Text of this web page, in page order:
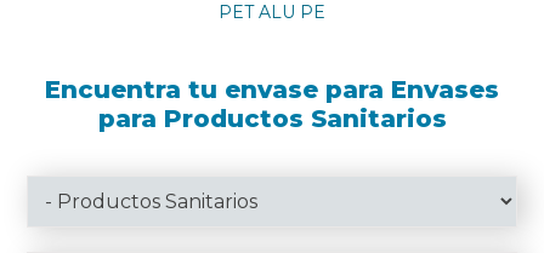
PET ALU PE
Encuentra tu envase para Envases
para Productos Sanitarios